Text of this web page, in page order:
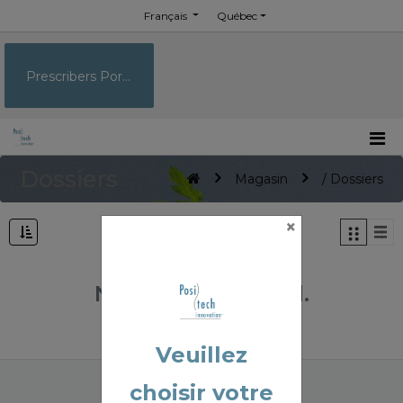
Français Québec
Prescribers Portal
Magasin / Dossiers
No Product Found.
×
Veuillez
choisir votre